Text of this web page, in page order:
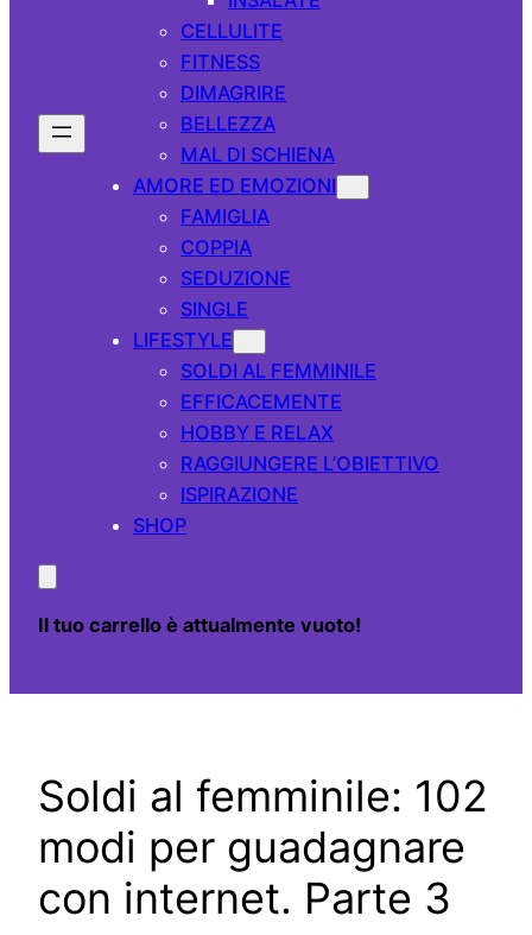
CELLULITE
FITNESS
DIMAGRIRE
BELLEZZA
MAL DI SCHIENA
AMORE ED EMOZIONI
FAMIGLIA
COPPIA
SEDUZIONE
SINGLE
LIFESTYLE
SOLDI AL FEMMINILE
EFFICACEMENTE
HOBBY E RELAX
RAGGIUNGERE L’OBIETTIVO
ISPIRAZIONE
SHOP
Il tuo carrello è attualmente vuoto!
Soldi al femminile: 102
modi per guadagnare
con internet. Parte 3